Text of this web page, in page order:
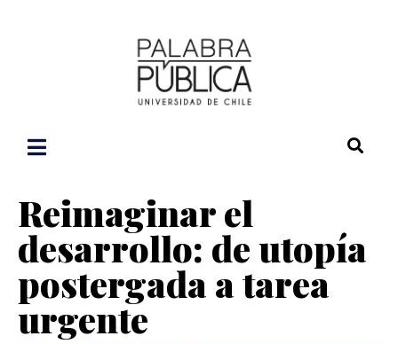
Reimaginar el
desarrollo: de utopía
postergada a tarea
urgente